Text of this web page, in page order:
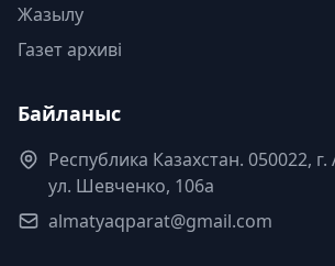
Жазылу
Газет архиві
Байланыс
Республика Казахстан. 050022,
ул. Шевченко, 106а
almatyaqparat@gmail.com